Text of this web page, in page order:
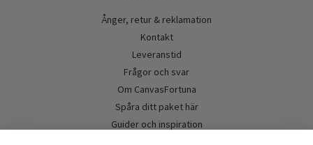
Ånger, retur & reklamation
Kontakt
Leveranstid
Frågor och svar
Om CanvasFortuna
Spåra ditt paket här
Guider och inspiration